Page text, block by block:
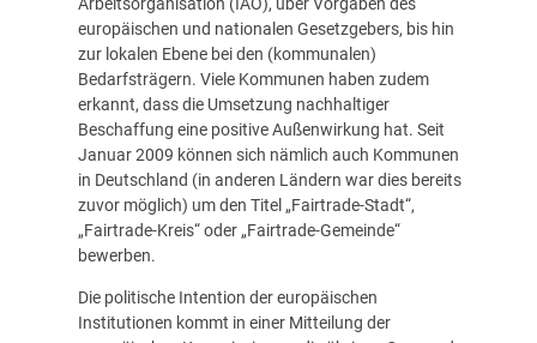
europäischen und nationalen Gesetzgebers, bis hin
zur lokalen Ebene bei den (kommunalen)
Bedarfsträgern. Viele Kommunen haben zudem
erkannt, dass die Umsetzung nachhaltiger
Beschaffung eine positive Außenwirkung hat. Seit
Januar 2009 können sich nämlich auch Kommunen
in Deutschland (in anderen Ländern war dies bereits
zuvor möglich) um den Titel „Fairtrade-Stadt“,
„Fairtrade-Kreis“ oder „Fairtrade-Gemeinde“
bewerben.
Die politische Intention der europäischen
Institutionen kommt in einer Mitteilung der